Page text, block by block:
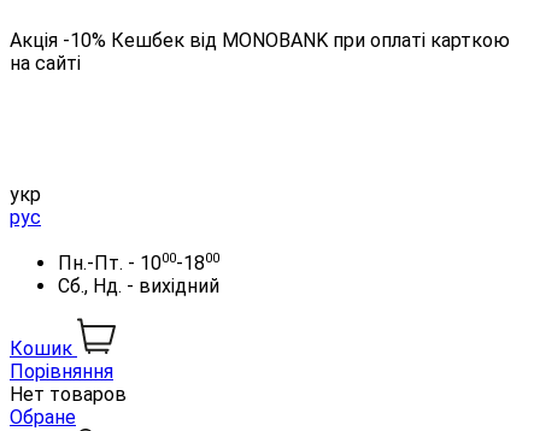
Акція -10% Кешбек від MONOBANK при оплаті карткою
на сайті
укр
рус
Пн.-Пт. - 1000-1800
Сб., Нд. - вихідний
Кошик
Порівняння
Нет товаров
Обране